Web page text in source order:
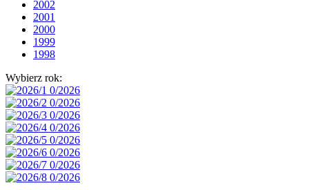
2002
2001
2000
1999
1998
Wybierz rok: